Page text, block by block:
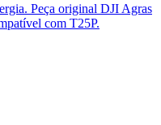
Peça original DJI Agras
com T25P.